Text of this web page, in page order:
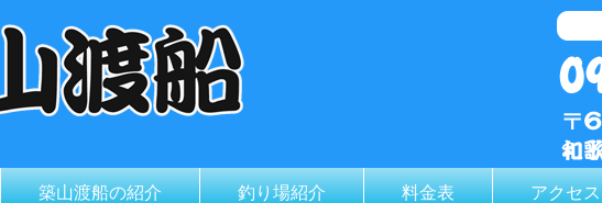
築山渡船の紹介 釣り場紹介 料金表 アクセス